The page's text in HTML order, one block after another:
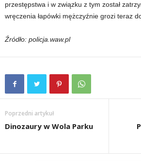
przestępstwa i w związku z tym został
wręczenia łapówki mężczyźnie grozi teraz
Źródło: policja.waw.pl
Poprzedni artykuł
Dinozaury w Wola Parku